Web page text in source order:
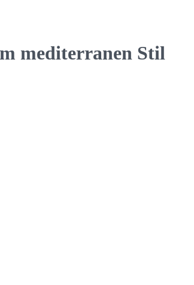
mediterranen Stil